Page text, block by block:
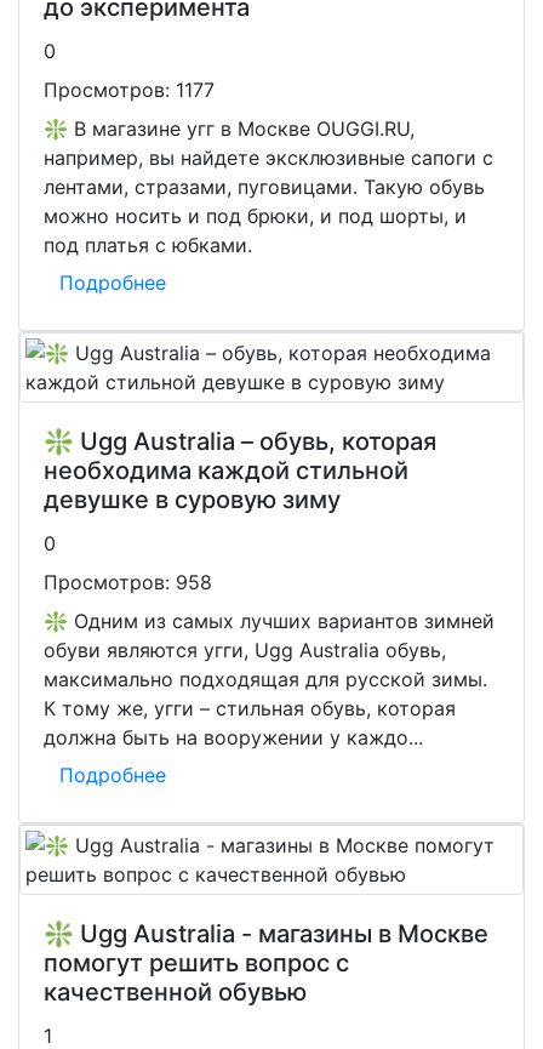
до эксперимента
0
Просмотров: 1177
❇️ В магазине угг в Москве OUGGI.RU,
например, вы найдете эксклюзивные сапоги с
лентами, стразами, пуговицами. Такую обувь
можно носить и под брюки, и под шорты, и
под платья с юбками.
Подробнее
❇️ Ugg Australia – обувь, которая
необходима каждой стильной
девушке в суровую зиму
0
Просмотров: 958
❇️ Одним из самых лучших вариантов зимней
обуви являются угги, Ugg Australia обувь,
максимально подходящая для русской зимы.
К тому же, угги – стильная обувь, которая
должна быть на вооружении у каждо...
Подробнее
❇️ Ugg Australia - магазины в Москве
помогут решить вопрос с
качественной обувью
1